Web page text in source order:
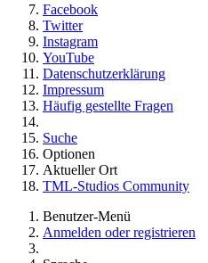
Facebook
Twitter
Instagram
YouTube
Datenschutzerklärung
Impressum
Häufig gestellte Fragen
Suche
Optionen
Aktueller Ort
TML-Studios Community
Benutzer-Menü
Anmelden oder registrieren